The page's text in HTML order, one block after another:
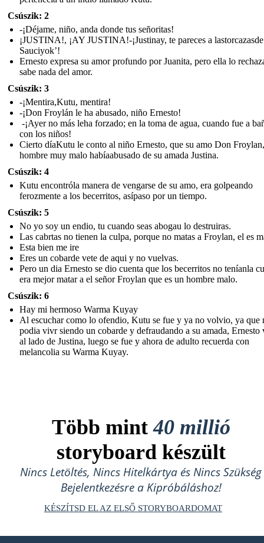
Csúszik: 2
-¡Déjame, niño, anda donde tus señoritas!
¡JUSTINA!, ¡AY JUSTINA!-¡Justinay, te pareces a lastorcazasde
Sauciyok’!
Ernesto expresa su amor profundo por Juanita, pero ella lo
sabe nada del amor.
Csúszik: 3
-¡Mentira,Kutu, mentira!
-¡Don Froylán le ha abusado, niño Ernesto!
-¡Ayer no más leha forzado; en la toma de agua, cuando fue a
con los niños!
Cierto díaKutu le conto al niño Ernesto, que su amo Don
hombre muy malo habíaabusado de su amada Justina.
Csúszik: 4
Kutu encontróla manera de vengarse de su amo, era golpeando
ferozmente a los becerritos, asípaso por un tiempo.
Csúszik: 5
No yo soy un endio, tu cuando seas abogau lo destruiras.
Las cabrtas no tienen la culpa, porque no matas a Froylan, el es
Esta bien me ire
Eres un cobarde vete de aqui y no vuelvas.
Pero un dia Ernesto se dio cuenta que los becerritos no teníanla
era mejor matar a el señor Froylan que es un hombre malo.
Csúszik: 6
Hay mi hermoso Warma Kuyay
Al escuchar como lo ofendio, Kutu se fue y ya no volvio, ya que
podia vivr siendo un cobarde y defraudando a su amada, Ernesto
al lado de Justina, luego se fue y ahora de adulto recuerda con
melancolia su Warma Kuyay.
Több mint40 millió
storyboard készült
Nincs Letöltés, Nincs Hitelkártya és Nincs Szükség
Bejelentkezésre a Kipróbáláshoz!
KÉSZÍTSD EL AZ ELSŐ STORYBOARDOMAT